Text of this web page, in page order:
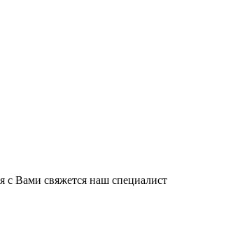
Вами свяжется наш специалист